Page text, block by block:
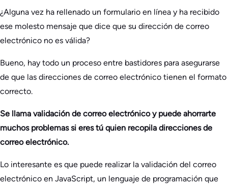
¿Alguna vez ha rellenado un formulario en línea y ha recibido
ese molesto mensaje que dice que su dirección de correo
electrónico no es válida?
Bueno, hay todo un proceso entre bastidores para asegurarse
de que las direcciones de correo electrónico tienen el formato
correcto.
Se llama validación de correo electrónico y puede ahorrarte
muchos problemas si eres tú quien recopila direcciones de
correo electrónico.
Lo interesante es que puede realizar la validación del correo
electrónico en JavaScript, un lenguaje de programación que